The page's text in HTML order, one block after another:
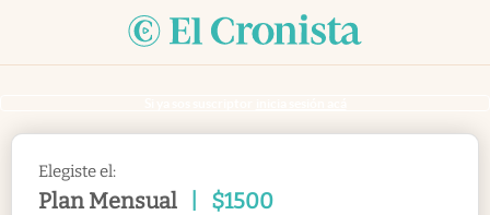
Elegiste el:
Plan Mensual $1500